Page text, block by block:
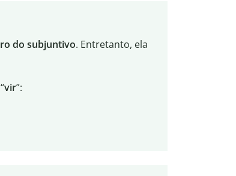
do subjuntivo. Entretanto, ela
vir”: